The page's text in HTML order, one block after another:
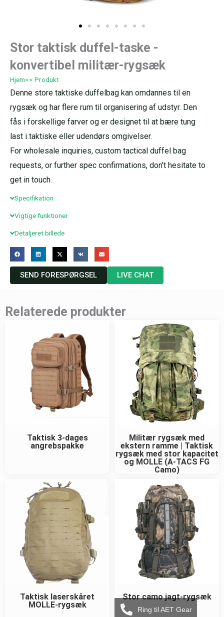
Stor taktisk duffel-taske -
konvertibel militær-rygsæk
Hjem<< Produkt
Denne store taktiske duffelbag kan omdannes til en
rygsæk og har flere rum til organisering af udstyr. Den
fås i forskellige farver og er designet til at bære tung
last i taktiske eller udendørs omgivelser.
For wholesale inquiries, custom tactical duffel bag
requests, or further spec confirmations, don’t hesitate to
get in touch.
Specifikation
Vigtige funktioner
Detaljeret billede
SEND FORESPØRGSEL LIVE CHAT
Relaterede produkter
Taktisk 3-dages
angrebspakke
Militær rygsæk med
ekstern ramme | Taktisk
rygsæk med stor kapacitet
og MOLLE (A-TACS FG
Camo)
Taktisk laserskåret
MOLLE-rygsæk
Stor camo jagt-rygsæk
Ring til AET Gear